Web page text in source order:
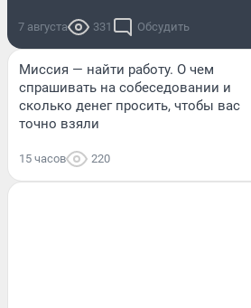
7 августа 331 Обсудить
Миссия — найти работу. О чем
спрашивать на собеседовании и
сколько денег просить, чтобы вас
точно взяли
15 часов 220